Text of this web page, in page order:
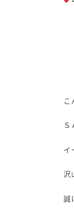
こ
Ｓ
イ
沢
誠